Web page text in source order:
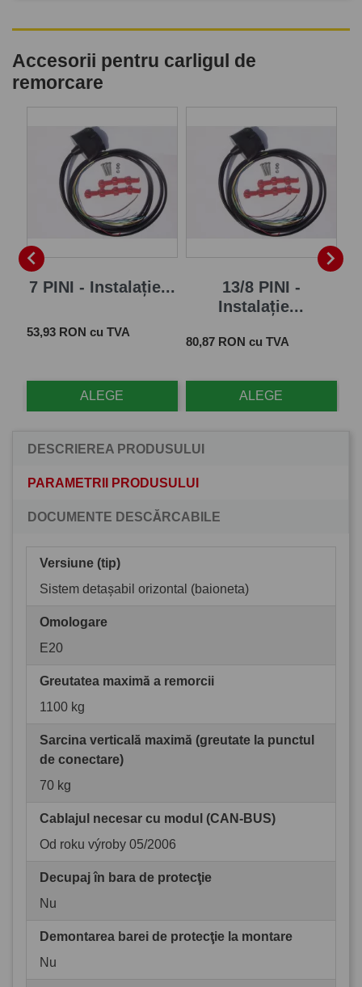
Accesorii pentru carligul de
remorcare

7 PINI - Instalație...
Pret
53,93 RON cu TVA
ALEGE
13/8 PINI -
Instalație...
Pret
80,87 RON cu TVA
ALEGE

DESCRIEREA PRODUSULUI
PARAMETRII PRODUSULUI
DOCUMENTE DESCĂRCABILE
Versiune (tip)
Sistem detașabil orizontal (baioneta)
Omologare
E20
Greutatea maximă a remorcii
1100 kg
Sarcina verticală maximă (greutate la punctul
de conectare)
70 kg
Cablajul necesar cu modul (CAN-BUS)
Od roku výroby 05/2006
Decupaj în bara de protecţie
Nu
Demontarea barei de protecţie la montare
Nu